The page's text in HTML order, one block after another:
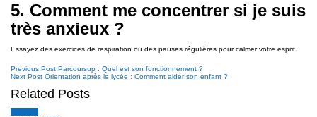
5. Comment me concentrer si je suis
très anxieux ?
Essayez des exercices de respiration ou des pauses régulières pour calmer votre esprit.
Previous Post Parcoursup : Quel est son fonctionnement ?
Next Post Orientation après le lycée : Comment aider son enfant ?
Related Posts